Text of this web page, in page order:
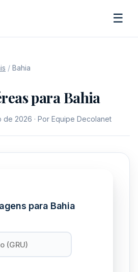
☰
/ Bahia
para Bahia
de 2026 · Por Equipe Decolanet
para Bahia